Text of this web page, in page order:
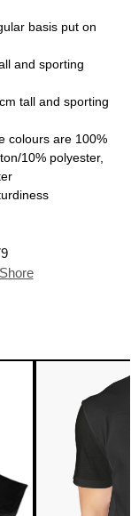
basis put on
and sporting
tall and sporting
colours are 100%
10% polyester,